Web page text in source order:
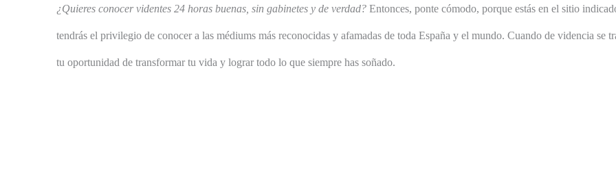
¿Quieres conocer videntes 24 horas buenas, sin gabinetes y de verdad? Entonces, ponte cómodo, porque estás en el sitio
tendrás el privilegio de conocer a las médiums más reconocidas y afamadas de toda España y el mundo. Cuando de videncia se
tu oportunidad de transformar tu vida y lograr todo lo que siempre has soñado.